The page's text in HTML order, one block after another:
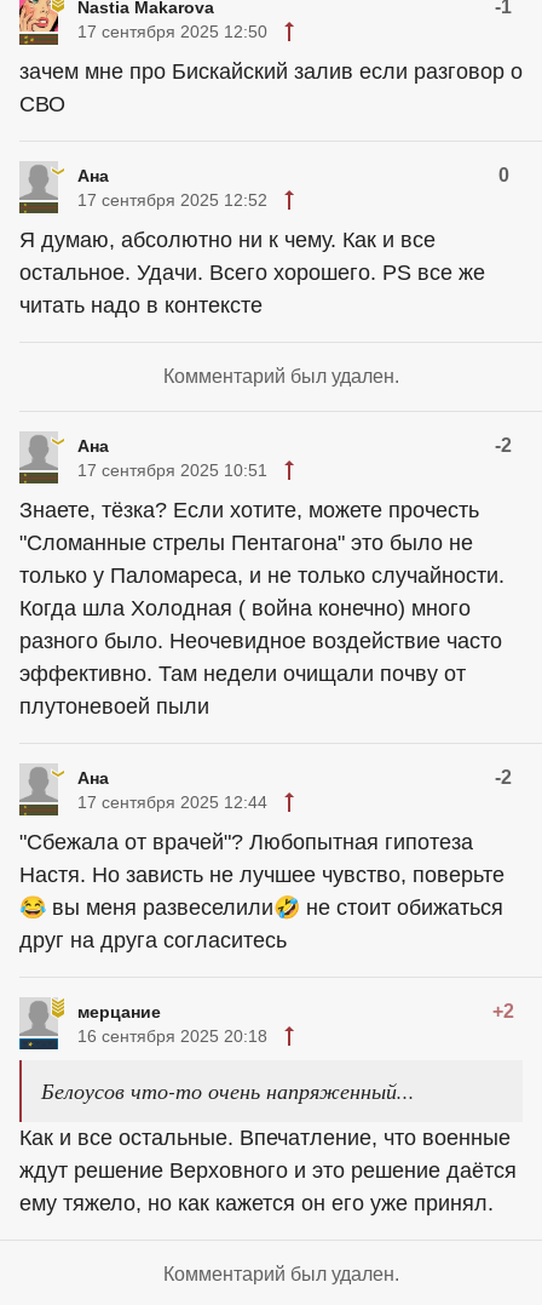
Nastia Makarova -1
17 сентября 2025 12:50
зачем мне про Бискайский залив если разговор о
СВО
Ана 0
17 сентября 2025 12:52
Я думаю, абсолютно ни к чему. Как и все
остальное. Удачи. Всего хорошего. РS все же
читать надо в контексте
Комментарий был удален.
Ана -2
17 сентября 2025 10:51
Знаете, тёзка? Если хотите, можете прочесть
"Сломанные стрелы Пентагона" это было не
только у Паломареса, и не только случайности.
Когда шла Холодная ( война конечно) много
разного было. Неочевидное воздействие часто
эффективно. Там недели очищали почву от
плутоневоей пыли
Ана -2
17 сентября 2025 12:44
"Сбежала от врачей"? Любопытная гипотеза
Настя. Но зависть не лучшее чувство, поверьте
😂 вы меня развеселили🤣 не стоит обижаться
друг на друга согласитесь
мерцание +2
16 сентября 2025 20:18
Белоусов что-то очень напряженный...
Как и все остальные. Впечатление, что военные
ждут решение Верховного и это решение даётся
ему тяжело, но как кажется он его уже принял.
Комментарий был удален.